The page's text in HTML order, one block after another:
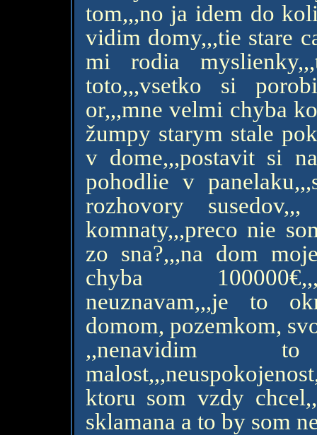
tom,,,no ja idem do
vidim domy,,,tie stare
mi rodia
toto,,,vsetko si
or,,,mne velmi chyba
žumpy starym stale
v dome,,,postavit si
pohodlie v
rozhovory
komnaty,,,preco nie
zo sna?,,,na dom
chyba
neuznavam,,,je to
domom, pozemkom,
,,nenavidim
ktoru som vzdy
sklamana a to by som